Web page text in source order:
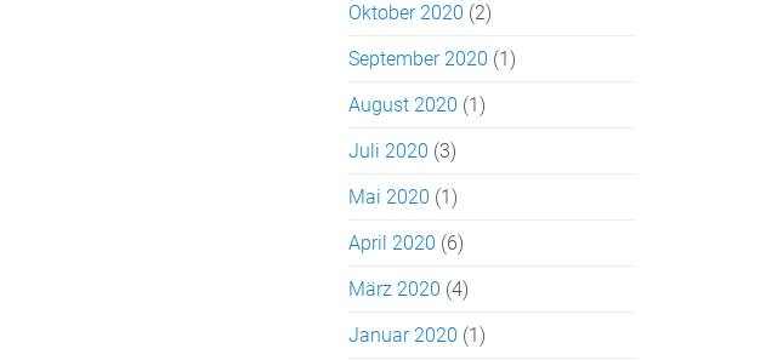
Oktober 2020 (2)
September 2020 (1)
August 2020 (1)
Juli 2020 (3)
Mai 2020 (1)
April 2020 (6)
März 2020 (4)
Januar 2020 (1)